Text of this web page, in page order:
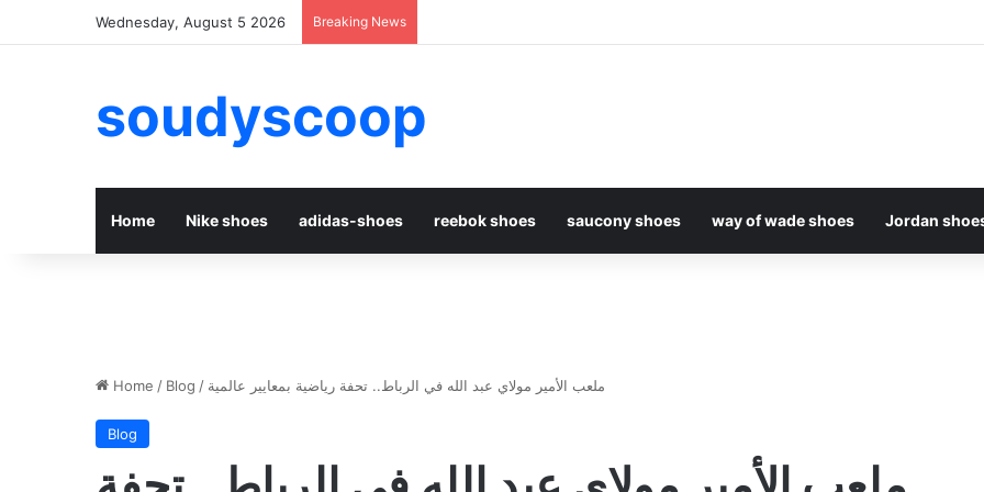
Wednesday, August 5 2026 Breaking News
soudyscoop
Home Nike shoes adidas-shoes reebok shoes saucony shoes way of wade shoes Jordan
Home / Blog / ملعب الأمير مولاي عبد الله في الرباط.. تحفة رياضية بمعايير عالمية
Blog